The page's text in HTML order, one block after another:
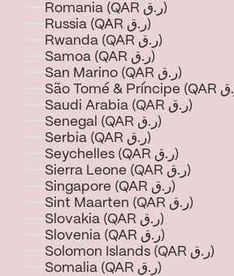
Romania (QAR ر.ق)
Russia (QAR ر.ق)
Rwanda (QAR ر.ق)
Samoa (QAR ر.ق)
San Marino (QAR ر.ق)
Saudi Arabia (QAR ر.ق)
Senegal (QAR ر.ق)
Serbia (QAR ر.ق)
Seychelles (QAR ر.ق)
Sierra Leone (QAR ر.ق)
Singapore (QAR ر.ق)
Sint Maarten (QAR ر.ق)
Slovakia (QAR ر.ق)
Slovenia (QAR ر.ق)
Solomon Islands (QAR ر.ق)
Somalia (QAR ر.ق)